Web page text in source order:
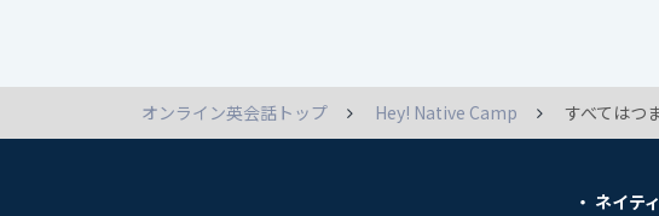
オンライン英会話トップ Hey! Native Camp すべてはつ
ネイテ